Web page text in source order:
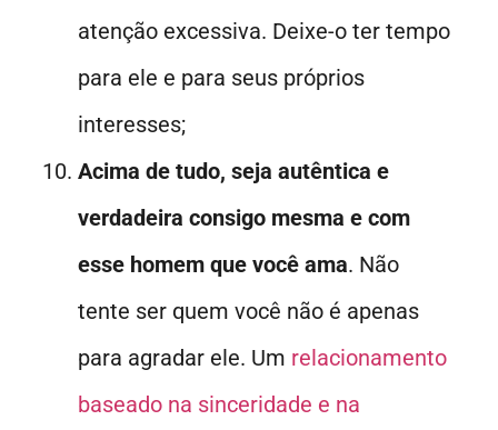
atenção excessiva. Deixe-o ter tempo
para ele e para seus próprios
interesses;
Acima de tudo, seja autêntica e
verdadeira consigo mesma e com
esse homem que você ama. Não
tente ser quem você não é apenas
para agradar ele. Um relacionamento
baseado na sinceridade e na